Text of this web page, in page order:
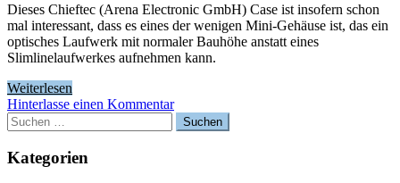
Dieses Chieftec (Arena Electronic GmbH) Case ist insofern schon
mal interessant, dass es eines der wenigen Mini-Gehäuse ist, das ein
optisches Laufwerk mit normaler Bauhöhe anstatt eines
Slimlinelaufwerkes aufnehmen kann.
Weiterlesen
Hinterlasse einen Kommentar
Suchen
nach:
Kategorien